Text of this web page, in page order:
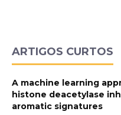
ARTIGOS CURTOS
A machine learning
histone deacetylase
aromatic signatures